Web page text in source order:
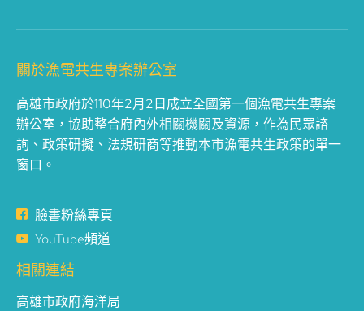
關於漁電共生專案辦公室
高雄市政府於110年2月2日成立全國第一個漁電共生專案
辦公室，協助整合府內外相關機關及資源，作為民眾諮
詢、政策研擬、法規研商等推動本市漁電共生政策的單一
窗口。
臉書粉絲專頁
YouTube頻道
相關連結
高雄市政府海洋局